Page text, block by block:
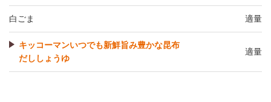
白ごま 適量
キッコーマンいつでも新鮮旨み豊かな昆布
だししょうゆ
適量